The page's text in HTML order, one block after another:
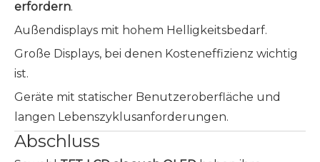
erfordern.
Außendisplays mit hohem Helligkeitsbedarf.
Große Displays, bei denen Kosteneffizienz wichtig
ist.
Geräte mit statischer Benutzeroberfläche und
langen Lebenszyklusanforderungen.
Abschluss